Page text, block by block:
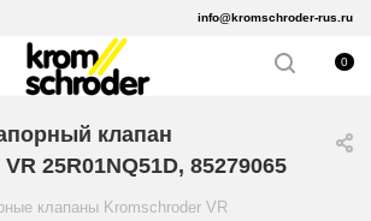
info@kromschroder-rus.ru
0
клапан
25R01NQ51D, 85279065
клапаны Kromschroder VR